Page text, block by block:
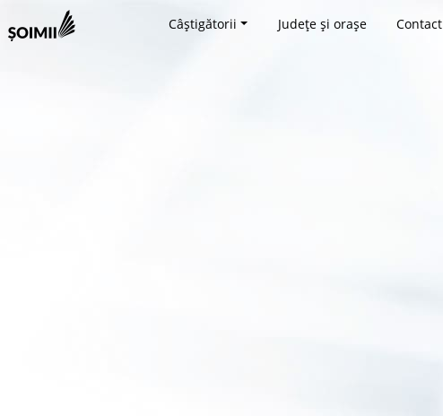
Câștigătorii Județe și orașe Contact